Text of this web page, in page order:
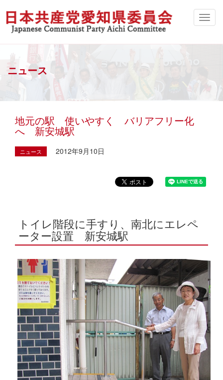
ニュース
地元の駅 使いやすく バリアフリー化
へ 新安城駅
ニュース 2012年9月10日
トイレ階段に手すり、南北にエレペ
ーター設置 新安城駅